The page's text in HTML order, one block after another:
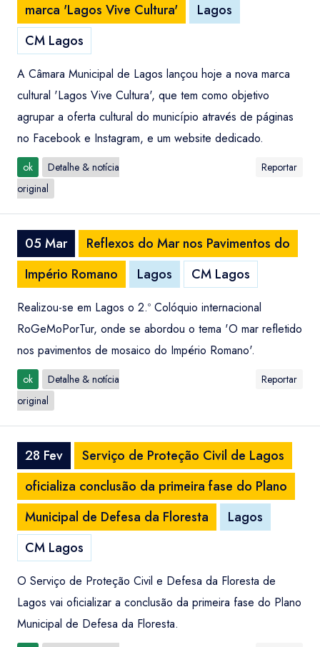
marca 'Lagos Vive Cultura'
Lagos
CM Lagos
A Câmara Municipal de Lagos lançou hoje a nova marca
cultural 'Lagos Vive Cultura', que tem como objetivo
agrupar a oferta cultural do município através de páginas
no Facebook e Instagram, e um website dedicado.
ok
Detalhe & notícia
original
Reportar
05 Mar
Reflexos do Mar nos Pavimentos do
Império Romano
Lagos CM Lagos
Realizou-se em Lagos o 2.º Colóquio internacional
RoGeMoPorTur, onde se abordou o tema 'O mar refletido
nos pavimentos de mosaico do Império Romano'.
ok
Detalhe & notícia
original
Reportar
28 Fev
Serviço de Proteção Civil de Lagos
oficializa conclusão da primeira fase do Plano
Municipal de Defesa da Floresta
Lagos
CM Lagos
O Serviço de Proteção Civil e Defesa da Floresta de
Lagos vai oficializar a conclusão da primeira fase do Plano
Municipal de Defesa da Floresta.